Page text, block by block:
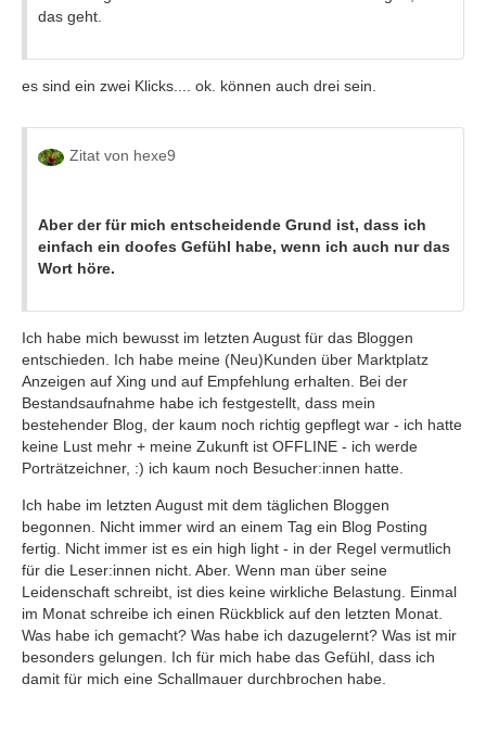
das geht.
es sind ein zwei Klicks.... ok. können auch drei sein.
Zitat von hexe9
Aber der für mich entscheidende Grund ist, dass ich
einfach ein doofes Gefühl habe, wenn ich auch nur das
Wort höre.
Ich habe mich bewusst im letzten August für das Bloggen
entschieden. Ich habe meine (Neu)Kunden über Marktplatz
Anzeigen auf Xing und auf Empfehlung erhalten. Bei der
Bestandsaufnahme habe ich festgestellt, dass mein
bestehender Blog, der kaum noch richtig gepflegt war - ich hatte
keine Lust mehr + meine Zukunft ist OFFLINE - ich werde
Porträtzeichner, :) ich kaum noch Besucher:innen hatte.
Ich habe im letzten August mit dem täglichen Bloggen
begonnen. Nicht immer wird an einem Tag ein Blog Posting
fertig. Nicht immer ist es ein high light - in der Regel vermutlich
für die Leser:innen nicht. Aber. Wenn man über seine
Leidenschaft schreibt, ist dies keine wirkliche Belastung. Einmal
im Monat schreibe ich einen Rückblick auf den letzten Monat.
Was habe ich gemacht? Was habe ich dazugelernt? Was ist mir
besonders gelungen. Ich für mich habe das Gefühl, dass ich
damit für mich eine Schallmauer durchbrochen habe.